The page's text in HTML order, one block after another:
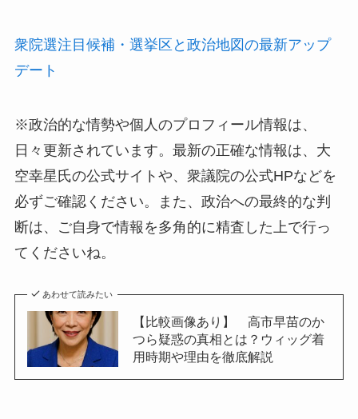
衆院選注目候補・選挙区と政治地図の最新アップ
デート
※政治的な情勢や個人のプロフィール情報は、
日々更新されています。最新の正確な情報は、大
空幸星氏の公式サイトや、衆議院の公式HPなどを
必ずご確認ください。また、政治への最終的な判
断は、ご自身で情報を多角的に精査した上で行っ
てくださいね。
あわせて読みたい
【比較画像あり】 高市早苗のか
つら疑惑の真相とは？ウィッグ着
用時期や理由を徹底解説